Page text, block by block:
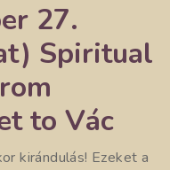
27.
Spiritual
to Vác
kirándulás! Ezeket a